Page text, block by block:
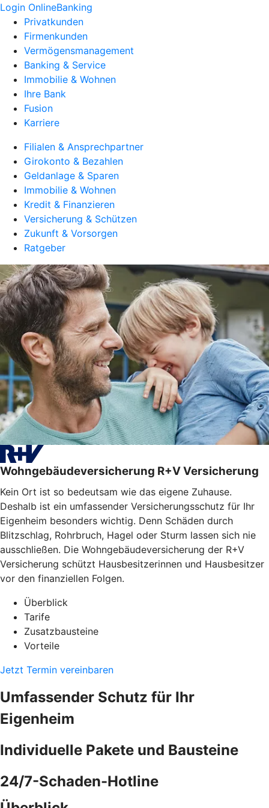
Login OnlineBanking
Privatkunden
Firmenkunden
Vermögensmanagement
Banking & Service
Immobilie & Wohnen
Ihre Bank
Fusion
Karriere
Filialen & Ansprechpartner
Girokonto & Bezahlen
Geldanlage & Sparen
Immobilie & Wohnen
Kredit & Finanzieren
Versicherung & Schützen
Zukunft & Vorsorgen
Ratgeber
Wohngebäudeversicherung R+V Versicherung
Kein Ort ist so bedeutsam wie das eigene Zuhause.
Deshalb ist ein umfassender Versicherungsschutz für Ihr
Eigenheim besonders wichtig. Denn Schäden durch
Blitzschlag, Rohrbruch, Hagel oder Sturm lassen sich nie
ausschließen. Die Wohngebäudeversicherung der R+V
Versicherung schützt Hausbesitzerinnen und Hausbesitzer
vor den finanziellen Folgen.
Überblick
Tarife
Zusatzbausteine
Vorteile
Jetzt Termin vereinbaren
Umfassender Schutz für Ihr
Eigenheim
Individuelle Pakete und Bausteine
24/7-Schaden-Hotline